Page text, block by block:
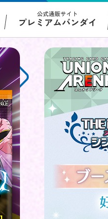
公式通販サイト
プレミアムバンダイ